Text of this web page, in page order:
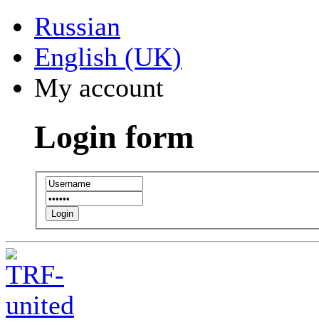
Russian
English (UK)
My account
Login form
Login